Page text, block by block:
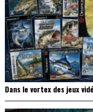
Dans le vortex des jeux